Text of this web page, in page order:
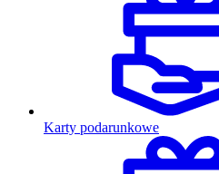
Karty podarunkowe